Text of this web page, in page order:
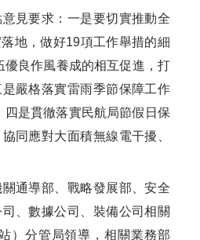
見要求：一是要切實推動全
地，做好19項工作舉措的細
優良作風養成的相互促進，打
嚴格落實雷雨季節保障工作
是貫徹落實民航局節假日保
同應對大面積無線電干擾、
通導部、戰略發展部、安全
、數據公司、裝備公司相關
）分管局領導，相關業務部